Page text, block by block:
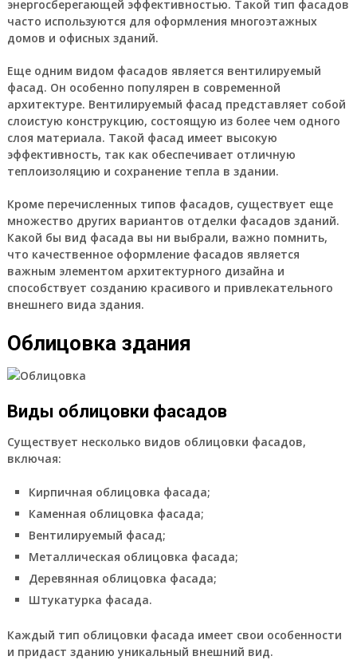
энергосберегающей эффективностью. Такой тип фасадов
часто используются для оформления многоэтажных
домов и офисных зданий.
Еще одним видом фасадов является вентилируемый
фасад. Он особенно популярен в современной
архитектуре. Вентилируемый фасад представляет собой
слоистую конструкцию, состоящую из более чем одного
слоя материала. Такой фасад имеет высокую
эффективность, так как обеспечивает отличную
теплоизоляцию и сохранение тепла в здании.
Кроме перечисленных типов фасадов, существует еще
множество других вариантов отделки фасадов зданий.
Какой бы вид фасада вы ни выбрали, важно помнить,
что качественное оформление фасадов является
важным элементом архитектурного дизайна и
способствует созданию красивого и привлекательного
внешнего вида здания.
Облицовка здания
Виды облицовки фасадов
Существует несколько видов облицовки фасадов,
включая:
Кирпичная облицовка фасада;
Каменная облицовка фасада;
Вентилируемый фасад;
Металлическая облицовка фасада;
Деревянная облицовка фасада;
Штукатурка фасада.
Каждый тип облицовки фасада имеет свои особенности
и придаст зданию уникальный внешний вид.